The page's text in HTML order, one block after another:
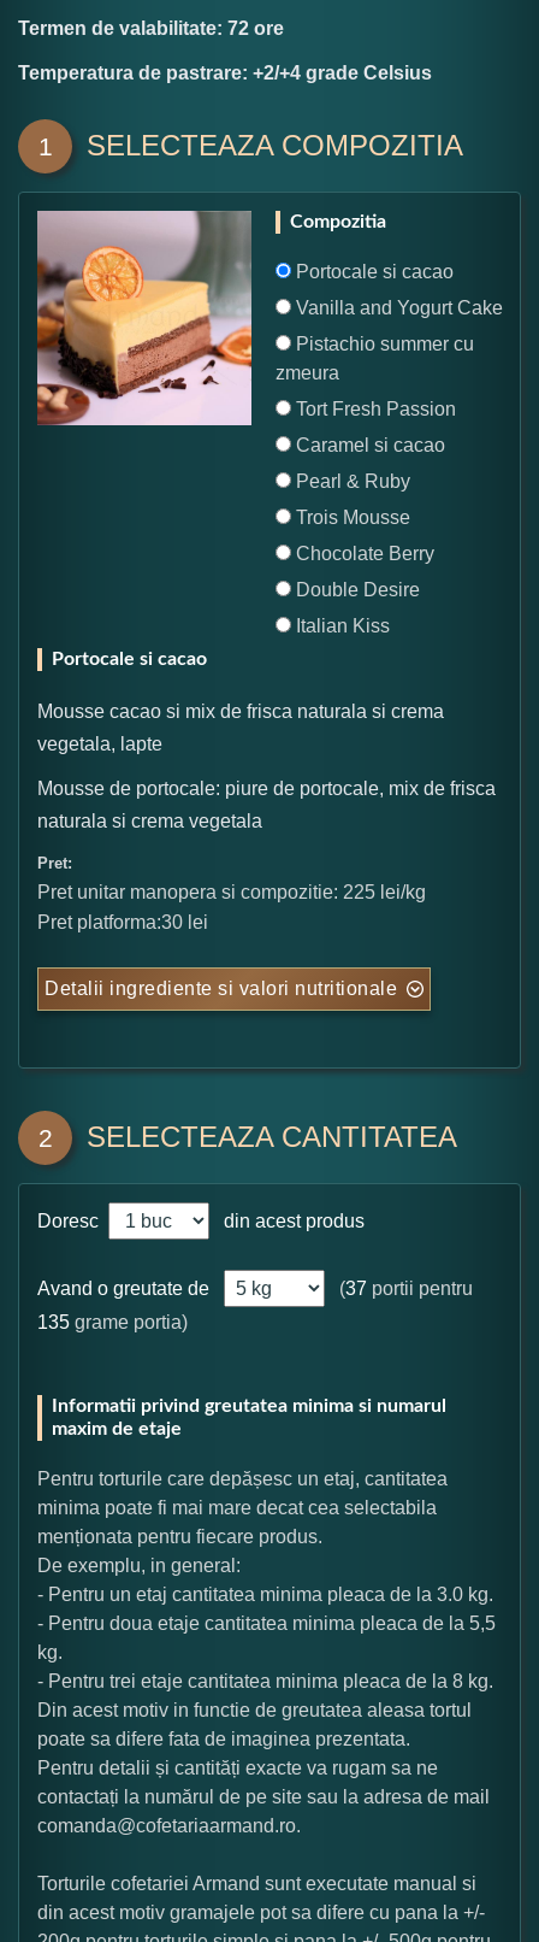
Termen de valabilitate: 72 ore
Temperatura de pastrare: +2/+4 grade Celsius
1 SELECTEAZA COMPOZITIA
Compozitia
Portocale si cacao
Vanilla and Yogurt Cake
Pistachio summer cu
zmeura
Tort Fresh Passion
Caramel si cacao
Pearl & Ruby
Trois Mousse
Chocolate Berry
Double Desire
Italian Kiss
Portocale si cacao
Mousse cacao si mix de frisca naturala si crema
vegetala, lapte
Mousse de portocale: piure de portocale, mix de frisca
naturala si crema vegetala
Pret:
Pret unitar manopera si compozitie: 225 lei/kg
Pret platforma:30 lei
Detalii ingrediente si valori nutritionale
2 SELECTEAZA CANTITATEA
Doresc din acest produs
Avand o greutate de (37 portii pentru
135 grame portia)
Informatii privind greutatea minima si numarul
maxim de etaje
Pentru torturile care depășesc un etaj, cantitatea
minima poate fi mai mare decat cea selectabila
menționata pentru fiecare produs.
De exemplu, in general:
- Pentru un etaj cantitatea minima pleaca de la 3.0 kg.
- Pentru doua etaje cantitatea minima pleaca de la 5,5
kg.
- Pentru trei etaje cantitatea minima pleaca de la 8 kg.
Din acest motiv in functie de greutatea aleasa tortul
poate sa difere fata de imaginea prezentata.
Pentru detalii și cantități exacte va rugam sa ne
contactați la numărul de pe site sau la adresa de mail
comanda@cofetariaarmand.ro.
Torturile cofetariei Armand sunt executate manual si
din acest motiv gramajele pot sa difere cu pana la +/-